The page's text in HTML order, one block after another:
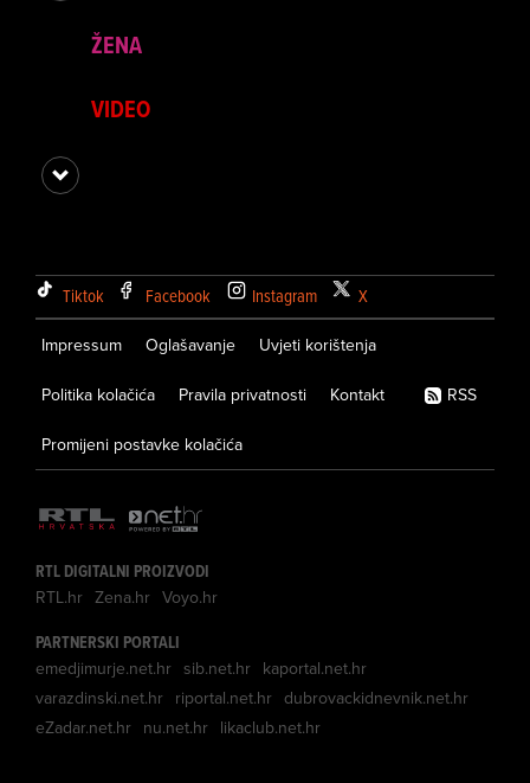
ŽENA
VIDEO
Tiktok Facebook Instagram X
Impressum Oglašavanje Uvjeti korištenja
Politika kolačića Pravila privatnosti Kontakt
Promijeni postavke kolačića
RSS
RTL DIGITALNI PROIZVODI
RTL.hr Zena.hr Voyo.hr
PARTNERSKI PORTALI
emedjimurje.net.hr sib.net.hr kaportal.net.hr
varazdinski.net.hr riportal.net.hr dubrovackidnevnik.net.hr
eZadar.net.hr nu.net.hr likaclub.net.hr